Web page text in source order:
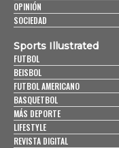
OPINIÓN
SOCIEDAD
Sports Illustrated
FUTBOL
BEISBOL
FUTBOL AMERICANO
BASQUETBOL
MÁS DEPORTE
LIFESTYLE
REVISTA DIGITAL